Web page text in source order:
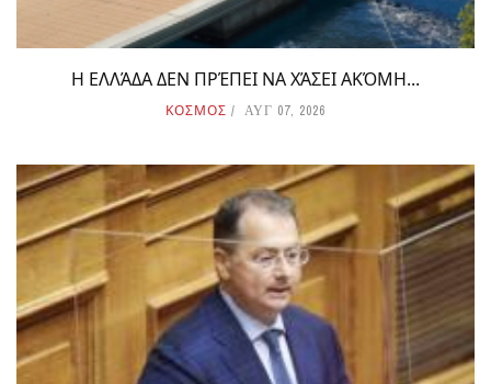
Η ΕΛΛΆΔΑ ΔΕΝ ΠΡΈΠΕΙ ΝΑ ΧΆΣΕΙ ΑΚΌΜΗ...
ΚΟΣΜΟΣ ΑΥΓ 07, 2026